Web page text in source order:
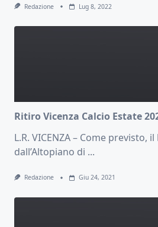
Redazione Lug 8, 2022
Ritiro Vicenza Calcio Estate
L.R. VICENZA – Come previsto,
dall’Altopiano di ...
Redazione Giu 24, 2021